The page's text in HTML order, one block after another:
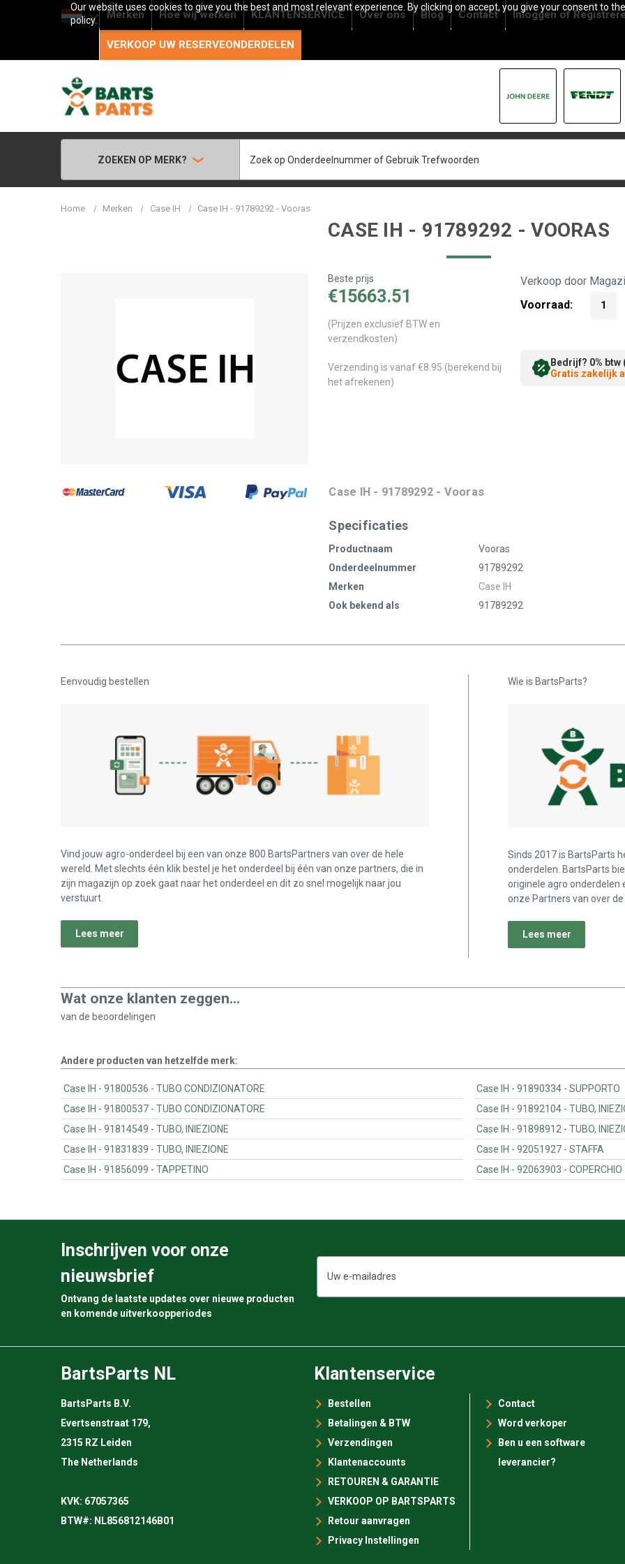
Our website uses cookies to give you the best and most relevant experience. By clicking on accept, you give your consent to
policy.
Merken Hoe wij werken KLANTENSERVICE Over ons Blog Contact Inloggenof
VERKOOP UW RESERVEONDERDELEN
ZOEKEN OP MERK?
Home Merken Case IH Case IH - 91789292 - Vooras
CASE IH - 91789292 - VOORAS
Beste prijs
€15663.51
(Prijzen exclusief BTW en
verzendkosten)
Verzending is vanaf €8.95 (berekend bij
het afrekenen)
Verkoop door
Voorraad:
1
Bedrijf? 0%
Gratis zakelijk
Case IH - 91789292 - Vooras
Specificaties
Productnaam
Vooras
Onderdeelnummer
91789292
Merken
Case IH
Ook bekend als
91789292
Eenvoudig bestellen
Vind jouw agro-onderdeel bij een van onze 800 BartsPartners van over de hele
wereld. Met slechts één klik bestel je het onderdeel bij één van onze partners, die in
zijn magazijn op zoek gaat naar het onderdeel en dit zo snel mogelijk naar jou
verstuurt.
Lees meer
Wie is BartsParts?
Sinds 2017 is BartsParts
onderdelen. BartsParts
originele agro onderdelen
onze Partners van over de
Lees meer
Wat onze klanten zeggen...
van de beoordelingen
Andere producten van hetzelfde merk:
Case IH - 91800536 - TUBO CONDIZIONATORE
Case IH - 91800537 - TUBO CONDIZIONATORE
Case IH - 91814549 - TUBO, INIEZIONE
Case IH - 91831839 - TUBO, INIEZIONE
Case IH - 91856099 - TAPPETINO
Case IH - 91890334 - SUPPORTO
Case IH - 91892104 - TUBO,
Case IH - 91898912 - TUBO,
Case IH - 92051927 - STAFFA
Case IH - 92063903 - COPERCHIO
Inschrijven voor onze
nieuwsbrief
Ontvang de laatste updates over nieuwe producten
en komende uitverkoopperiodes
mailadres
Klantenservice
Bestellen
Betalingen & BTW
Verzendingen
Klantenaccounts
RETOUREN & GARANTIE
VERKOOP OP BARTSPARTS
Retour aanvragen
Privacy Instellingen
Contact
Word verkoper
Ben u een software
leverancier?
BartsParts NL
BartsParts B.V.
Evertsenstraat 179,
2315 RZ Leiden
The Netherlands
KVK: 67057365
BTW#: NL856812146B01